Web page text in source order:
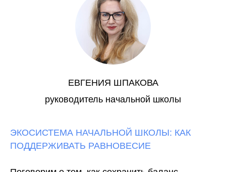
ЕВГЕНИЯ ШПАКОВА
руководитель начальной школы
ЭКОСИСТЕМА НАЧАЛЬНОЙ ШКОЛЫ: КАК
ПОДДЕРЖИВАТЬ РАВНОВЕСИЕ